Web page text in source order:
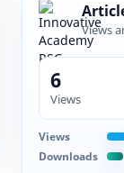
Views
6
Views
Views
Downloads